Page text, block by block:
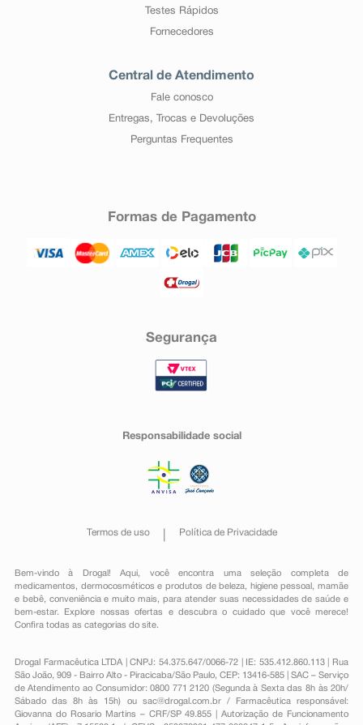
Testes Rápidos
Fornecedores
Central de Atendimento
Fale conosco
Entregas, Trocas e Devoluções
Perguntas Frequentes
Formas de Pagamento
Segurança
Responsabilidade social
Termos de uso Política de Privacidade
Bem-vindo à Drogal! Aqui, você encontra uma seleção completa de
medicamentos , dermocosméticos e produtos de beleza, higiene pessoal ,mamãe
e bebê, conveniênciae muito mais, para atender suas necessidades de saúde e
bem-estar. Explore nossas ofertas e descubra o cuidado que você merece!
Confira todas as categorias do site.
Drogal Farmacêutica LTDA | CNPJ: 54.375.647/0066-72 | IE: 535.412.860.113 | Rua
São João, 909 - Bairro Alto - Piracicaba/São Paulo, CEP: 13416-585 | SAC – Serviço
de Atendimento ao Consumidor: 0800 771 2120 (Segunda à Sexta das 8h às 20h/
Sábado das 8h às 15h) ou sac@drogal.com.br/ Farmacêutica responsável:
Giovanna do Rosario Martins – CRF/SP 49.855 | Autorização de Funcionamento